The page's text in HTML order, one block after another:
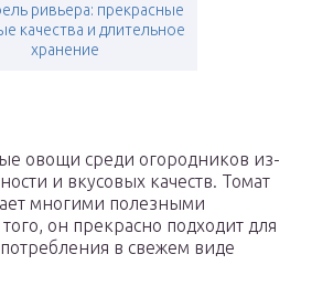
ривьера: прекрасные
качества и длительное
хранение
овощи среди огородников из-
и вкусовых качеств. Томат
многими полезными
он прекрасно подходит для
в свежем виде